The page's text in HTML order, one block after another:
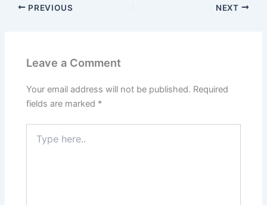
PREVIOUS NEXT
Leave a Comment
Your email address will not be published. Required
fields are marked *
here..